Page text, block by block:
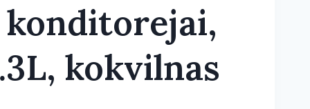
kokvilnas